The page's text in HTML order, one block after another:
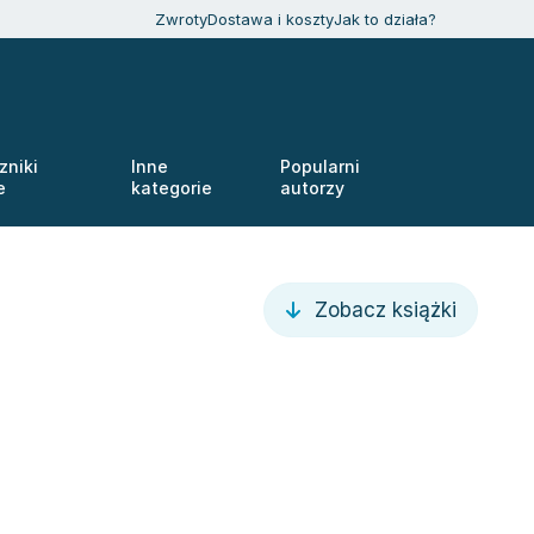
ZwrotyDostawa i kosztyJak to działa?
Inne
kategorie
Popularni
autorzy
Zobacz książki